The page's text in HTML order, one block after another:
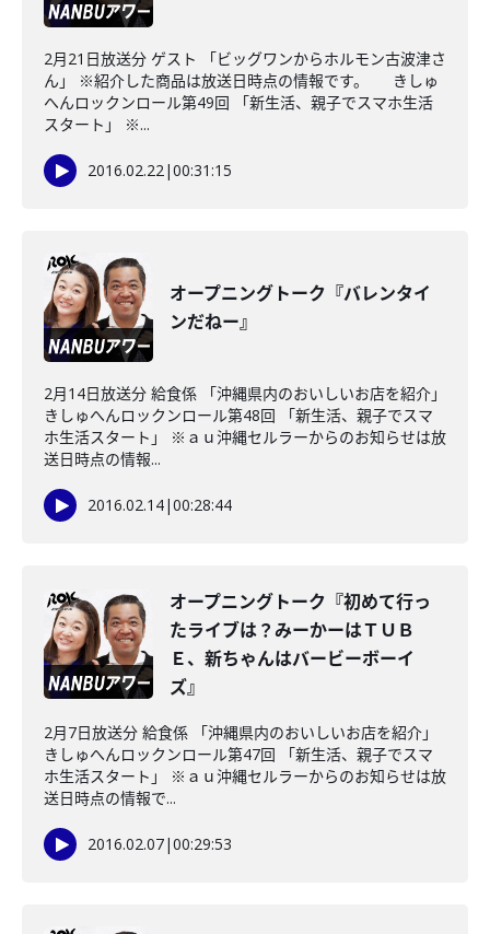
2月21日放送分 ゲスト 「ビッグワンからホルモン古波津さ
ん」 ※紹介した商品は放送日時点の情報です。 きしゅ
へんロックンロール第49回 「新生活、親子でスマホ生活
スタート」 ※...
2016.02.22|00:31:15
オープニングトーク『バレンタイ
ンだねー』
2月14日放送分 給食係 「沖縄県内のおいしいお店を紹介」
きしゅへんロックンロール第48回 「新生活、親子でスマ
ホ生活スタート」 ※ａｕ沖縄セルラーからのお知らせは放
送日時点の情報...
2016.02.14|00:28:44
オープニングトーク『初めて行っ
たライブは？みーかーはＴＵＢ
Ｅ、新ちゃんはバービーボーイ
ズ』
2月7日放送分 給食係 「沖縄県内のおいしいお店を紹介」
きしゅへんロックンロール第47回 「新生活、親子でスマ
ホ生活スタート」 ※ａｕ沖縄セルラーからのお知らせは放
送日時点の情報で...
2016.02.07|00:29:53